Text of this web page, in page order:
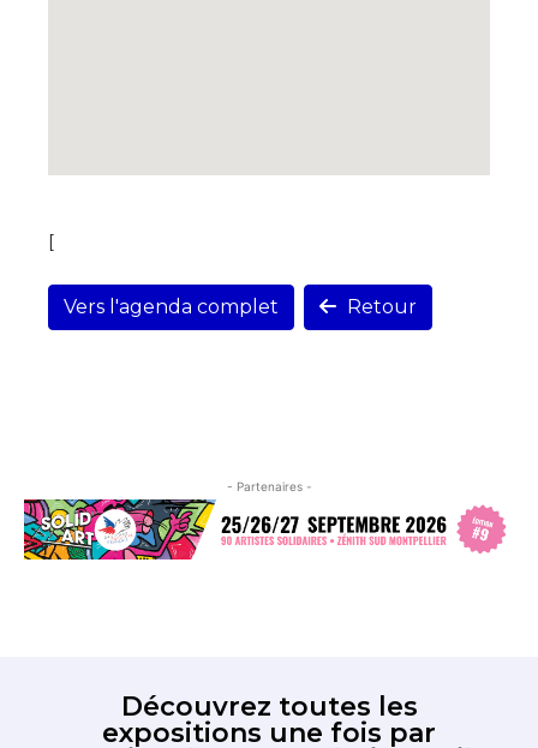
[
Vers l'agenda complet Retour
- Partenaires -
Découvrez toutes les
expositions une fois par